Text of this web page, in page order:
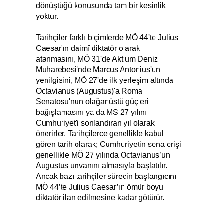
dönüştüğü konusunda tam bir kesinlik
yoktur.
Tarihçiler farklı biçimlerde MÖ 44'te Julius
Caesar'ın daimî diktatör olarak
atanmasını, MÖ 31'de Aktium Deniz
Muharebesi'nde Marcus Antonius'un
yenilgisini, MÖ 27'de ilk yerleşim altında
Octavianus (Augustus)'a Roma
Senatosu'nun olağanüstü güçleri
bağışlamasını ya da MS 27 yılını
Cumhuriyet'i sonlandıran yıl olarak
önerirler. Tarihçilerce genellikle kabul
gören tarih olarak; Cumhuriyetin sona erişi
genellikle MÖ 27 yılında Octavianus’un
Augustus unvanını almasıyla başlatılır.
Ancak bazı tarihçiler sürecin başlangıcını
MÖ 44’te Julius Caesar’ın ömür boyu
diktatör ilan edilmesine kadar götürür.